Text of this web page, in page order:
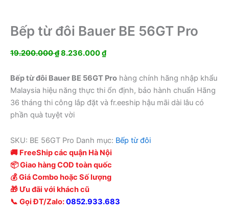
Bếp từ đôi Bauer BE 56GT Pro
19.200.000₫Giá
là:
19.200.000 ₫.
8.236.000₫Giá
tại
là:
8.236.000 ₫.
Bếp từ đôi Bauer BE 56GT Pro hàng chính hãng nhập khẩu
Malaysia hiệu năng thực thi ổn định, bảo hành chuẩn Hãng
36 tháng thi công lắp đặt và fr.eeship hậu mãi dài lâu có
phần quà tuyệt vời
SKU: BE 56GT Pro Danh mục: Bếp từ đôi
🚚 FreeShip các quận Hà Nội
📦 Giao hàng COD toàn quốc
💰 Giá Combo hoặc Số lượng
🎁 Ưu đãi với khách cũ
📞 Gọi ĐT/Zalo:0852.933.683